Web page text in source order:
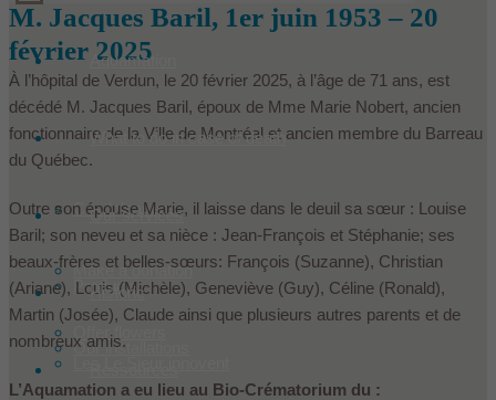
Aquamation
What to do in case of death
Condoleances
Make a donation
Offer flowers
Our services
Products
Our installations
Historic
M. Jacques Baril, 1er juin 1953 – 20
février 2025
À l’hôpital de Verdun, le 20 février 2025, à l’âge de 71 ans, est
décédé M. Jacques Baril, époux de Mme Marie Nobert, ancien
fonctionnaire de la Ville de Montréal et ancien membre du Barreau
du Québec.
Outre son épouse Marie, il laisse dans le deuil sa sœur : Louise
Baril; son neveu et sa nièce : Jean-François et Stéphanie; ses
beaux-frères et belles-sœurs: François (Suzanne), Christian
(Ariane), Louis (Michèle), Geneviève (Guy), Céline (Ronald),
Martin (Josée), Claude ainsi que plusieurs autres parents et de
nombreux amis.
L’Aquamation a eu lieu au Bio-Crématorium du :